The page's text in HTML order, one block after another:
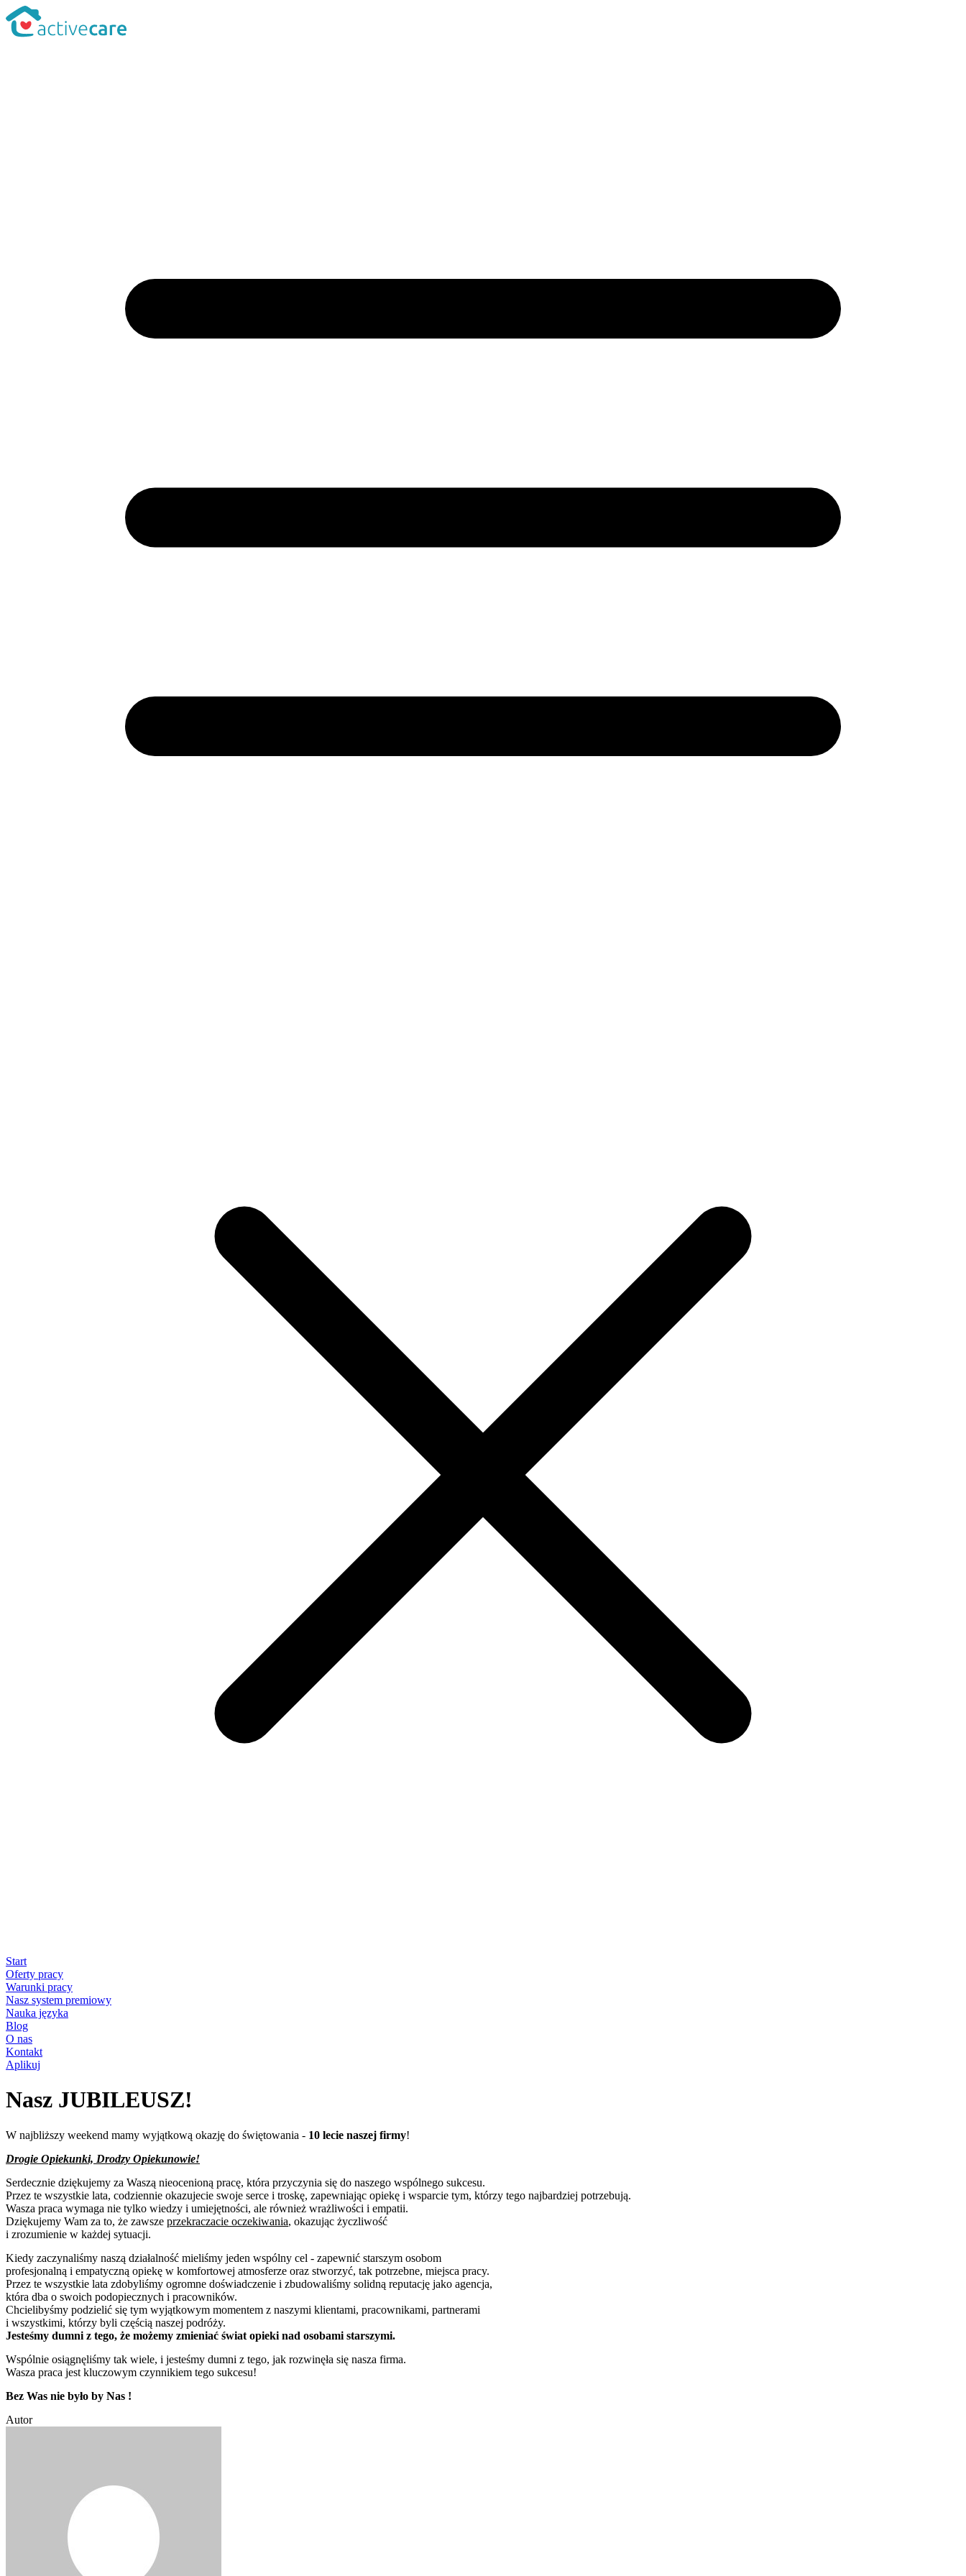
Start
Oferty pracy
Warunki pracy
Nasz system premiowy
Nauka języka
Blog
O nas
Kontakt
Aplikuj
Nasz JUBILEUSZ!
W najbliższy weekend mamy wyjątkową okazję do świętowania - 10 lecie naszej firmy!
Drogie Opiekunki, Drodzy Opiekunowie!
Serdecznie dziękujemy za Waszą nieocenioną pracę, która przyczynia się do naszego wspólnego sukcesu.
Przez te wszystkie lata, codziennie okazujecie swoje serce i troskę, zapewniając opiekę i wsparcie tym, którzy tego najbardziej potrzebują.
Wasza praca wymaga nie tylko wiedzy i umiejętności, ale również wrażliwości i empatii.
Dziękujemy Wam za to, że zawsze przekraczacie oczekiwania, okazując życzliwość
i zrozumienie w każdej sytuacji.
Kiedy zaczynaliśmy naszą działalność mieliśmy jeden wspólny cel - zapewnić starszym osobom
profesjonalną i empatyczną opiekę w komfortowej atmosferze oraz stworzyć, tak potrzebne, miejsca pracy.
Przez te wszystkie lata zdobyliśmy ogromne doświadczenie i zbudowaliśmy solidną reputację jako agencja,
która dba o swoich podopiecznych i pracowników.
Chcielibyśmy podzielić się tym wyjątkowym momentem z naszymi klientami, pracownikami, partnerami
i wszystkimi, którzy byli częścią naszej podróży.
Jesteśmy dumni z tego, że możemy zmieniać świat opieki nad osobami starszymi.
Wspólnie osiągnęliśmy tak wiele, i jesteśmy dumni z tego, jak rozwinęła się nasza firma.
Wasza praca jest kluczowym czynnikiem tego sukcesu!
Bez Was nie było by Nas !
Autor